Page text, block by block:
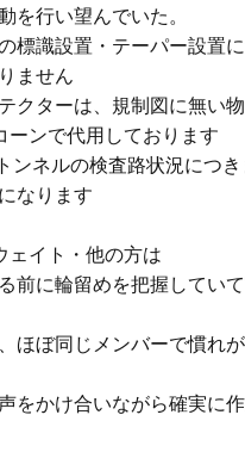
を行い望んでいた。
標識設置・テーパー設置
ません
クターは、規制図に無い
ーンで代用しております
ンネルの検査路状況につ
なります
ェイト・他の方は
前に輪留めを把握してい
ほぼ同じメンバーで慣れ
をかけ合いながら確実に